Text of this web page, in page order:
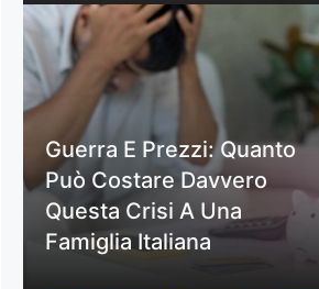
Guerra E Prezzi: Quanto
Può Costare Davvero
Questa Crisi A Una
Famiglia Italiana